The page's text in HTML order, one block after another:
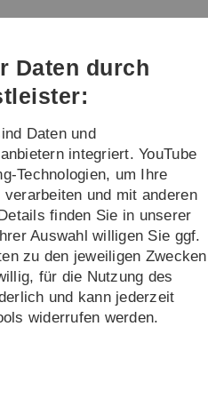
Direkt
Direkt
Direkt
(Sprache,
Drucken,
Social
Direkt
Direkt
Teilprojekt A4
Daten durch
Daten und
integriert. YouTube
Technologien, um Ihre
und mit anderen
finden Sie in unserer
Auswahl willigen Sie ggf.
zu den jeweiligen Zwecken
für die Nutzung des
und kann jederzeit
widerrufen werden.